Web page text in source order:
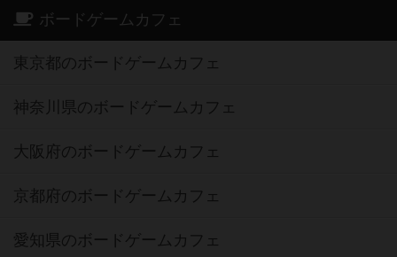
ボードゲームカフェ
東京都のボードゲームカフェ
神奈川県のボードゲームカフェ
大阪府のボードゲームカフェ
京都府のボードゲームカフェ
愛知県のボードゲームカフェ